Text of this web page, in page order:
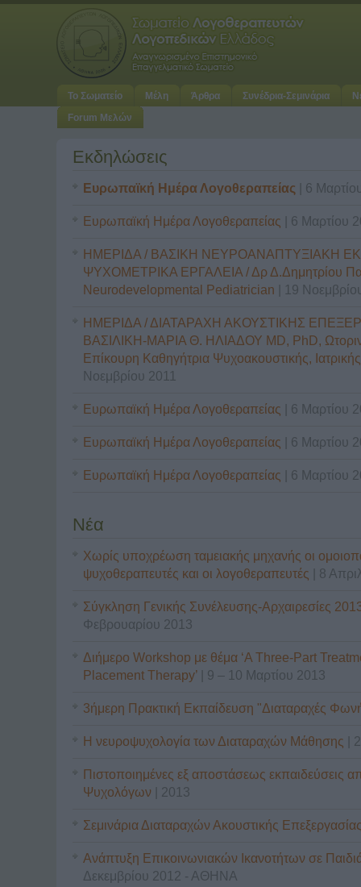
Το Σωματείο Μέλη Άρθρα Συνέδρια-Σεμινάρια
Forum Μελών
Εκδηλώσεις
Ευρωπαϊκή Ημέρα Λογοθεραπείας | 6
Ευρωπαϊκή Ημέρα Λογοθεραπείας | 6 Μαρτίου
ΗΜΕΡΙΔΑ / ΒΑΣΙΚΗ ΝΕΥΡΟΑΝΑΠΤΥΞΙΑΚΗ
ΨΥΧΟΜΕΤΡΙΚΑ ΕΡΓΑΛΕΙΑ / Δρ Δ.Δημητρίου
Neurodevelopmental Pediatrician
| 19
ΗΜΕΡΙΔΑ / ΔΙΑΤΑΡΑΧΗ ΑΚΟΥΣΤΙΚΗΣ
ΒΑΣΙΛΙΚΗ-ΜΑΡΙΑ Θ. ΗΛΙΑΔΟΥ MD, PhD,
Επίκουρη Καθηγήτρια Ψυχοακουστικής,
Νοεμβρίου 2011
Ευρωπαϊκή Ημέρα Λογοθεραπείας | 6 Μαρτίου
Ευρωπαϊκή Ημέρα Λογοθεραπείας | 6 Μαρτίου
Ευρωπαϊκή Ημέρα Λογοθεραπείας | 6 Μαρτίου
Νέα
Χωρίς υποχρέωση ταμειακής μηχανής οι
ψυχοθεραπευτές και οι λογοθεραπευτές
| 8
Σύγκληση Γενικής Συνέλευσης-Αρχαιρεσίες
Φεβρουαρίου 2013
Διήμερο Workshop με θέμα ‘A Three-Part
Placement Therapy’
| 9 – 10 Μαρτίου 2013
3ήμερη Πρακτική Εκπαίδευση "Διαταραχές
Η νευροψυχολογία των Διαταραχών Μάθησης |
Πιστοποιημένες εξ αποστάσεως εκπαιδεύσεις
Ψυχολόγων
| 2013
Σεμινάρια Διαταραχών Ακουστικής
Ανάπτυξη Επικοινωνιακών Ικανοτήτων σε
Δεκεμβρίου 2012 - ΑΘΗΝΑ